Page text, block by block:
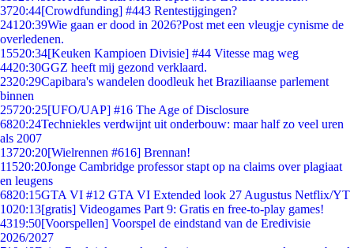
3720:44[Crowdfunding] #443 Rentestijgingen?
241 20:39Wie gaan er dood in 2026?Post met een vleugje cynisme de
overledenen.
15520:34[Keuken Kampioen Divisie] #44 Vitesse mag weg
4420:30GGZ heeft mij gezond verklaard.
2320:29Capibara's wandelen doodleuk het Braziliaanse parlement
binnen
25720:25[UFO/UAP] #16 The Age of Disclosure
6820:24Techniekles verdwijnt uit onderbouw: maar half zo veel uren
als 2007
13720:20[Wielrennen #616] Brennan!
11520:20Jonge Cambridge professor stapt op na claims over plagiaat
en leugens
6820:15GTA VI #12 GTA VI Extended look 27 Augustus Netflix/YT
1020:13[gratis] Videogames Part 9: Gratis en free-to-play games!
4319:50[Voorspellen] Voorspel de eindstand van de Eredivisie
2026/2027